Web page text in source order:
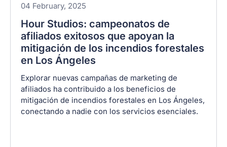
04 February, 2025
Hour Studios: campeonatos de
afiliados exitosos que apoyan la
mitigación de los incendios forestales
en Los Ángeles
Explorar nuevas campañas de marketing de
afiliados ha contribuido a los beneficios de
mitigación de incendios forestales en Los Ángeles,
conectando a nadie con los servicios esenciales.